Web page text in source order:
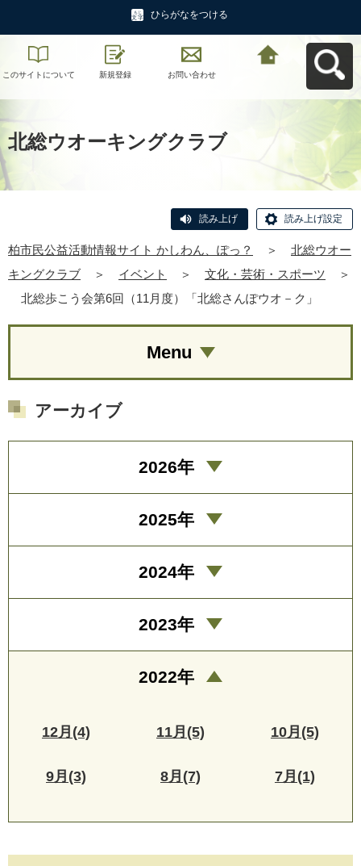
ひらがなをつける
このサイトについて 新規登録 お問い合わせ
北総ウオーキングクラブ
読み上げ 読み上げ設定
柏市民公益活動情報サイト かしわん、ぽっ？ ＞
北総ウオー
キングクラブ
＞ イベント ＞ 文化・芸術・スポーツ
＞
北総歩こう会第6回（11月度）「北総さんぽウオ－ク」
Menu
アーカイブ
2026年
2025年
2024年
2023年
2022年
12月(4) 11月(5) 10月(5)
9月(3) 8月(7) 7月(1)